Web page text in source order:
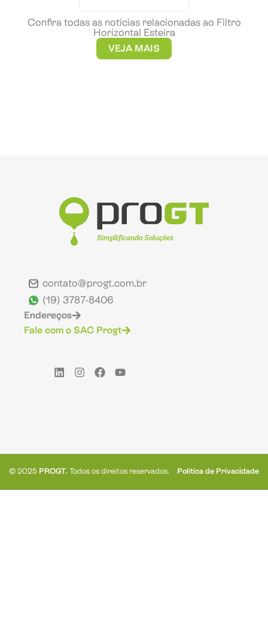
Confira todas as notícias relacionadas ao Filtro
Horizontal Esteira
VEJA MAIS
contato@progt.com.br
(19) 3787-8406
Endereços
Fale com o SAC Progt
© 2025 PROGT. Todos os direitos reservados. Política de Privacidade